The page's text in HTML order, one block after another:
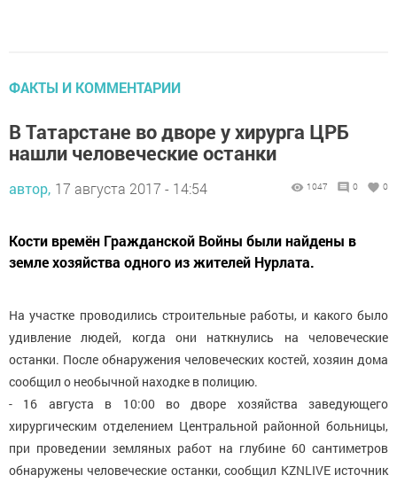
ФАКТЫ И КОММЕНТАРИИ
В Татарстане во дворе у хирурга ЦРБ
нашли человеческие останки
автор, 17 августа 2017 - 14:54 1047 0 0
Кости времён Гражданской Войны были найдены в
земле хозяйства одного из жителей Нурлата.
На участке проводились строительные работы, и какого было
удивление людей, когда они наткнулись на человеческие
останки. После обнаружения человеческих костей, хозяин дома
сообщил о необычной находке в полицию.
- 16 августа в 10:00 во дворе хозяйства заведующего
хирургическим отделением Центральной районной больницы,
при проведении земляных работ на глубине 60 сантиметров
обнаружены человеческие останки, сообщил KZNLIVE источник